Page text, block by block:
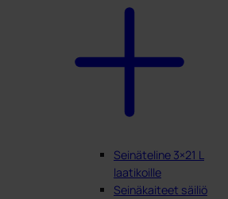
Seinäteline 3×21 L
laatikoille
Seinäkaiteet säiliö